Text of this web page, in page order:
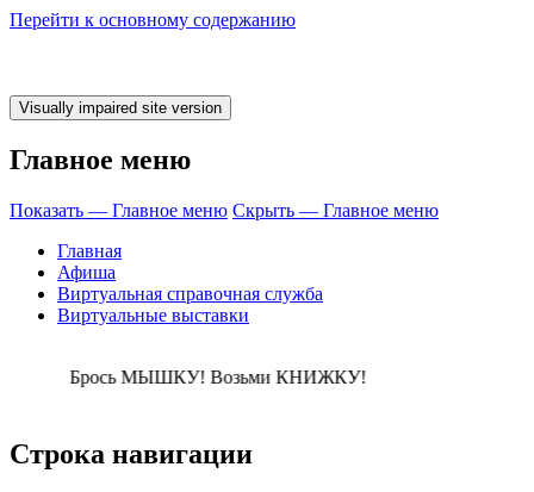
Перейти к основному содержанию
Главное меню
Показать — Главное меню Скрыть — Главное меню
Главная
Афиша
Виртуальная справочная служба
Виртуальные выставки
МЫШКУ!
Строка навигации